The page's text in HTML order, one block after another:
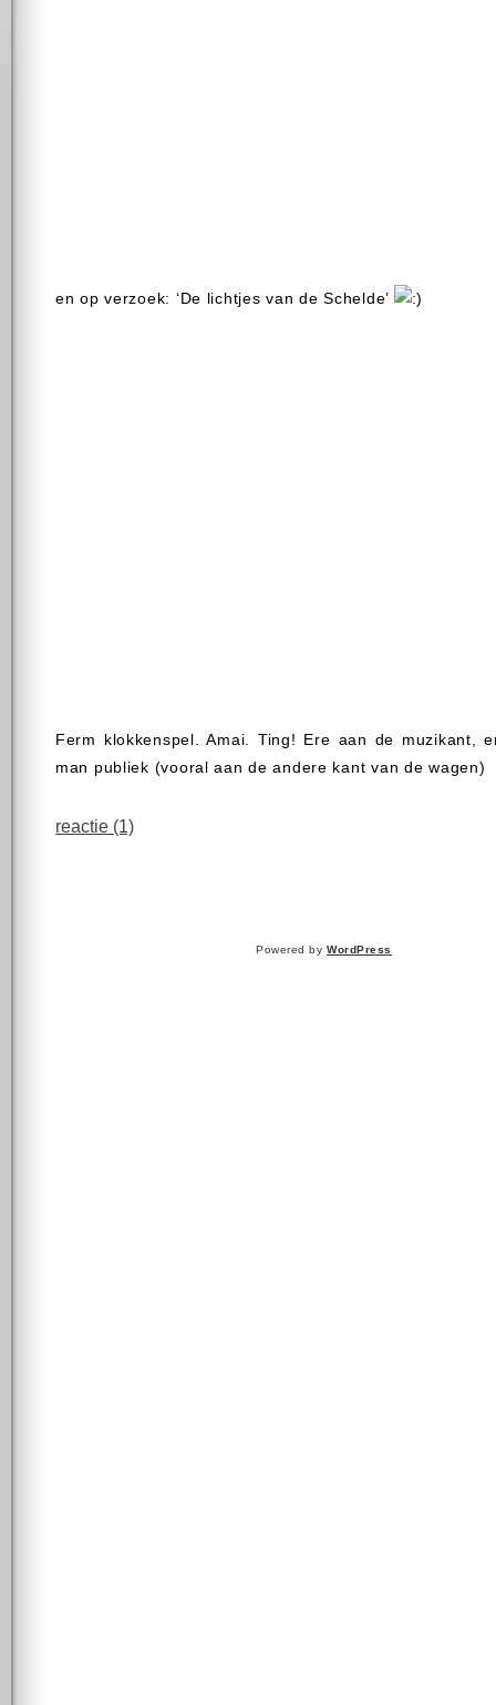
en op verzoek: ‘De lichtjes van de Schelde’
Ferm klokkenspel. Amai. Ting! Ere aan de muzikant,
man publiek (vooral aan de andere kant van de wagen)
reactie (1)
Powered byWordPress